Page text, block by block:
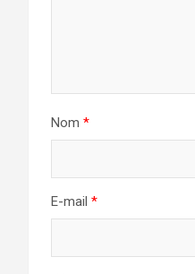
Nom *
E-mail *